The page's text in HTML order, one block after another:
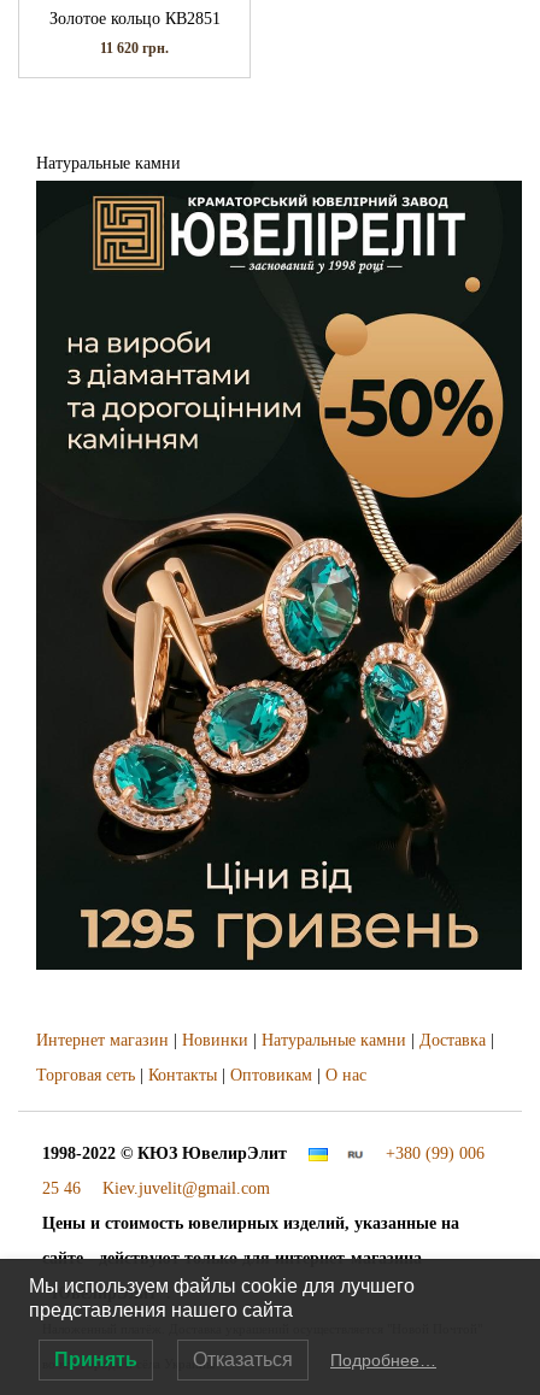
Золотое кольцо КВ2851
11 620грн.
Натуральные камни
Интернет магазин Новинки Натуральные камни Доставка
Торговая сеть
Контакты Оптовикам О нас
1998-2022 © КЮЗ ЮвелирЭлит
+380 (99) 006
25 46
Kiev.juvelit@gmail.com
Цены и стоимость ювелирных изделий, указанные на
сайте - действуют только для интернет-магазина
"ЮвелирЭлит".
во все города и сёла Украины
Мы используем файлы cookie для лучшего
представления нашего сайта
Принять Отказаться Подробнее…